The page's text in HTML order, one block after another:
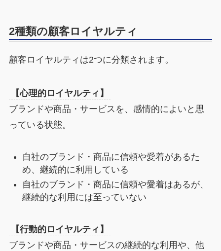
2種類の顧客ロイヤルティ
顧客ロイヤルティは2つに分類されます。
【心理的ロイヤルティ】
ブランドや商品・サービスを、感情的によいと思
っている状態。
自社のブランド・商品に信頼や愛着があるた
め、継続的に利用している
自社のブランド・商品に信頼や愛着はあるが、
継続的な利用には至っていない
【行動的ロイヤルティ】
ブランドや商品・サービスの継続的な利用や、他